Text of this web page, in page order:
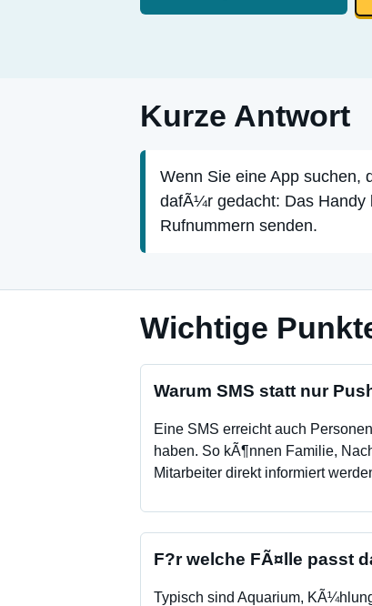
Kurze Antwort
Wenn Sie eine App suchen,
dafÃ¼r gedacht: Das Handy
Rufnummern senden.
Wichtige
Warum SMS statt nur
Eine SMS erreicht auch
haben. So kÃ¶nnen Familie,
Mitarbeiter direkt informiert
F?r welche FÃ¤lle passt
Typisch sind Aquarium,